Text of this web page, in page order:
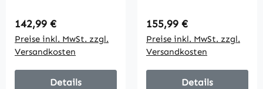
Schreibtischstuhl
mit Fußstütze,
Kunstleder Schwarz
Regulärer Preis:
142,99 €
Preise inkl. MwSt. zzgl.
Versandkosten
Details
Drehstuhl mit
Lendenwirbelstütze,
Armlehne,
Fußstütze, PU-
Leder, Schwarz
Regulärer Preis:
155,99 €
Preise inkl. MwSt. zzgl.
Versandkosten
Details